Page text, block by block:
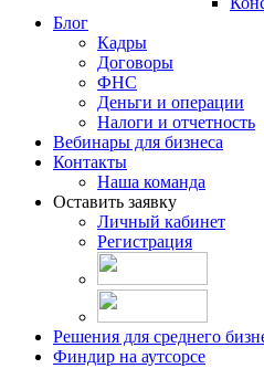
Блог
Кадры
Договоры
ФНС
Деньги и операции
Налоги и отчетность
Вебинары для бизнеса
Контакты
Наша команда
Оставить заявку
Личный кабинет
Регистрация
Решения для среднего
Финдир на аутсорсе